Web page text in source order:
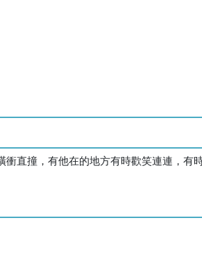
直撞，有他在的地方有時歡笑連連，